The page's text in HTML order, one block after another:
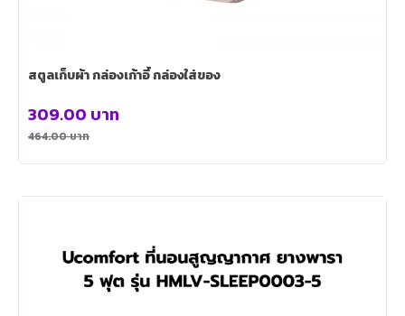
สตูลเก็บผ้า กล่องเก้าอี้ กล่องใส่ของ
464.00บาท
309.00 บาท